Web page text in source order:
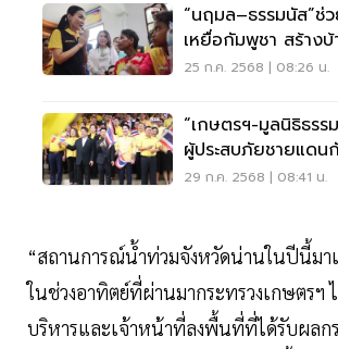
“นฤมล–ธรรมนัส”ช่
เหยื่อกัมพูชา สร้าง
ไถ
25 ก.ค. 2568 | 08:26 น.
“เกษตรฯ-มูลนิธิธรร
ผู้ประสบภัยชายแดน
29 ก.ค. 2568 | 08:41 น.
“สถานการณ์น้ำท่วมจังหวัดน่านในปีนี้มา
ในช่วงอาทิตย์ที่ผ่านมากระทรวงเกษตรฯ
บริหารและเจ้าหน้าที่ลงพื้นที่ที่ได้รับผลก